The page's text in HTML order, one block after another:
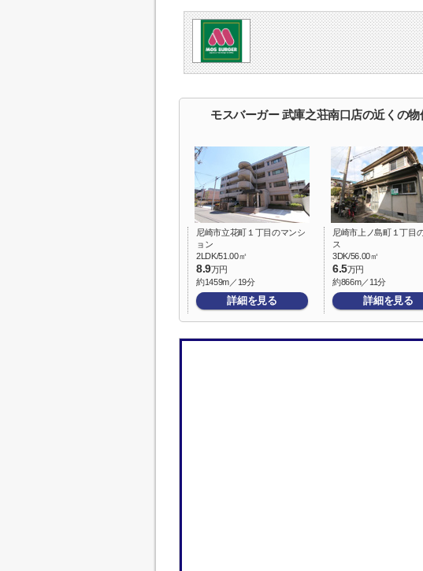
モスバーガー 武庫之荘南口店の近くの物
尼崎市立花町１丁目のマンシ
ョン
2LDK/51.00㎡
8.9万円
約1459m／19分
詳細を見る
尼崎市上ノ島町１丁目
ス
3DK/56.00㎡
6.5万円
約866m／11分
詳細を見る